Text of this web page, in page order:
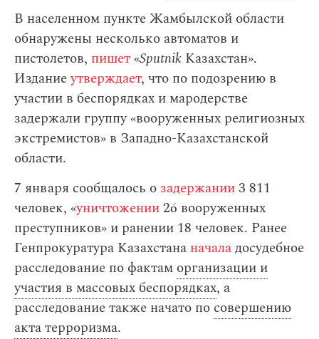
В населенном пункте Жамбылской области
обнаружены несколько автоматов и
пистолетов, пишет«Sputnik Казахстан».
Изданиеутверждает, что по подозрению в
участии в беспорядках и мародерстве
задержали группу «вооруженных религиозных
экстремистов» в Западно-Казахстанской
области.
7 января сообщалось о задержании3 811
человек, «уничтожении26 вооруженных
преступников» и ранении 18 человек. Ранее
Генпрокуратура Казахстана началадосудебное
расследование по фактам организации и
участия в массовых беспорядках, а
расследование также начато по совершению
акта терроризма.